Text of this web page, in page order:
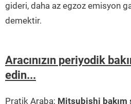
gideri, daha az egzoz emisyon
demektir.
Aracınızın periyodik
edin...
Pratik Araba; Mitsubishi bakım